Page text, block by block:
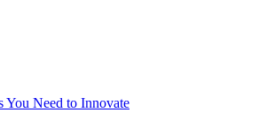
You Need to Innovate